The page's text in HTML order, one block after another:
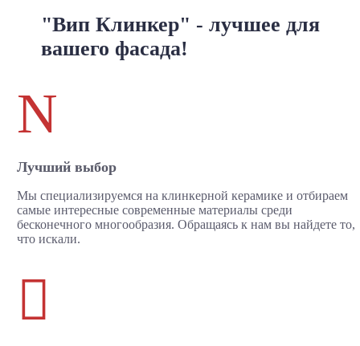
"Вип Клинкер" - лучшее для
вашего фасада!
N
Лучший выбор
Мы специализируемся на клинкерной керамике и отбираем
самые интересные современные материалы среди
бесконечного многообразия. Обращаясь к нам вы найдете то,
что искали.
